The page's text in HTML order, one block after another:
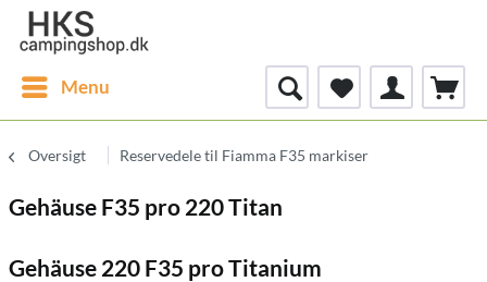
Menu
Oversigt Reservedele til Fiamma F35 markiser
Gehäuse F35 pro 220 Titan
Gehäuse 220 F35 pro Titanium